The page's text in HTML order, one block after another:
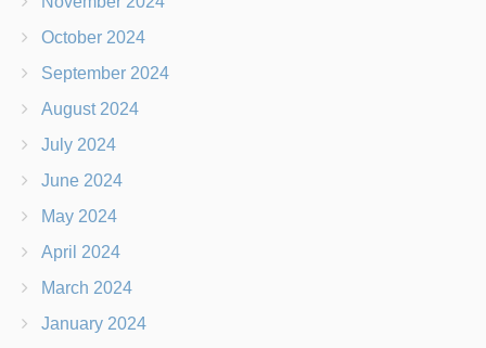
October 2024
September 2024
August 2024
July 2024
June 2024
May 2024
April 2024
March 2024
January 2024